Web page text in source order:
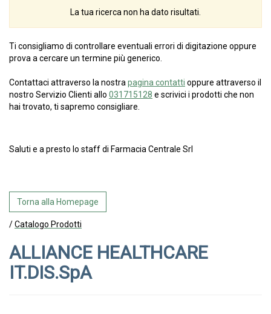
La tua ricerca non ha dato risultati.
Ti consigliamo di controllare eventuali errori di digitazione oppure
prova a cercare un termine più generico.
Contattaci attraverso la nostra pagina contatti oppure attraverso il
nostro Servizio Clienti allo 031715128 e scrivici i prodotti che non
hai trovato, ti sapremo consigliare.
Saluti e a presto lo staff di Farmacia Centrale Srl
Torna alla Homepage
/Catalogo Prodotti
ALLIANCE HEALTHCARE
IT.DIS.SpA